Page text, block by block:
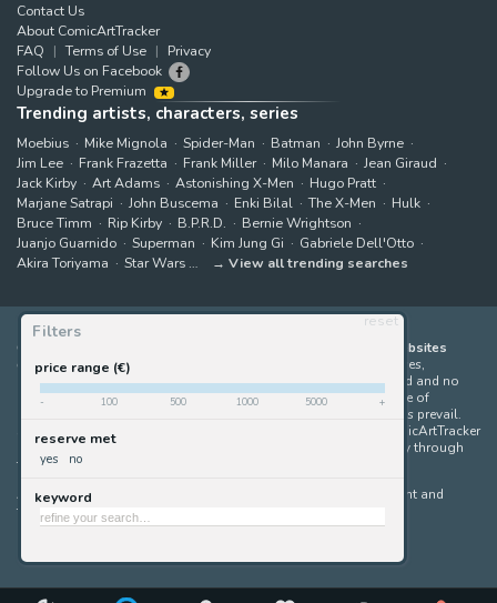
Filters
reset
price range (€)
- 100 500 1000 5000 +
reserve met
yes no
keyword
Contact Us
About ComicArtTracker
FAQ
Terms of Use
Privacy
Follow Us on Facebook
Upgrade to Premium
Trending artists, characters, series
Moebius Mike Mignola Spider-Man Batman
John Byrne
Jim Lee
Frank Frazetta Frank Miller Milo Manara
Jean Giraud
Jack Kirby
Art Adams Astonishing X-Men
Hugo Pratt
Marjane Satrapi
John Buscema Enki Bilal The X-Men
Hulk
Bruce Timm
Rip Kirby B.P.R.D.
Bernie Wrightson
Juanjo Guarnido
Superman Kim Jung Gi
Gabriele Dell'Otto
Akira Toriyama
Star Wars View all trending searches
ComicArtTracker indexes and aggregates content from 397 websites
offering original comic artworks for sale
(dealers, auction houses,
marketplaces and artists websites). No product can be purchased and no
auction bid can be made on the ComicArtTracker website. In case of
discrepancy between contents, the source website should always prevail.
Some links on ComicArtTracker are affiliate links, meaning ComicArtTracker
may earn a commission (at no additional cost to you) if you buy through
them — helping us keep the site running.
All images and characters contained within this site are copyright and
trademark their respective owners.